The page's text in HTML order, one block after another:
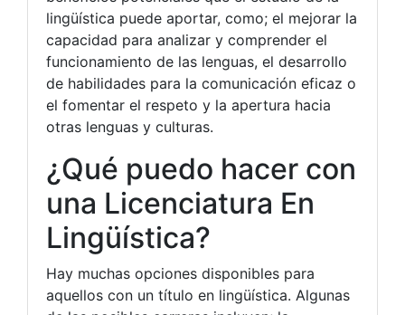
lingüística puede aportar, como; el mejorar la
capacidad para analizar y comprender el
funcionamiento de las lenguas, el desarrollo
de habilidades para la comunicación eficaz o
el fomentar el respeto y la apertura hacia
otras lenguas y culturas.
¿Qué puedo hacer con
una Licenciatura En
Lingüística?
Hay muchas opciones disponibles para
aquellos con un título en lingüística. Algunas